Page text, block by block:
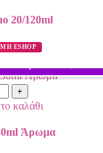
20/120ml
ESHOP
καλάθι
Άρωμα